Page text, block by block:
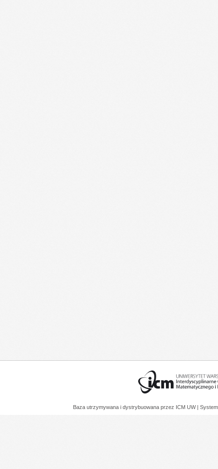
Baza utrzymywana i dystrybuowana przez ICM UW |